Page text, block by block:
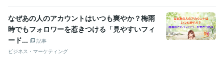
なぜあの人のアカウントはいつも爽やか？梅雨
時でもフォロワーを惹きつける「見やすいフィ
ード...
記事
ビジネス・マーケティング